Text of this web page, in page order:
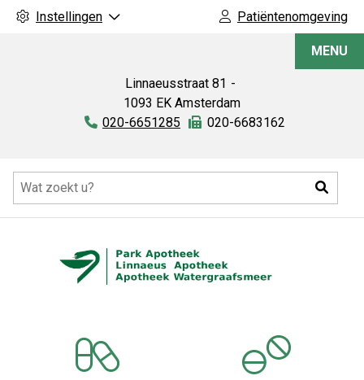
Instellingen Patiëntenomgeving
Linnaeusstraat 81
1093 EK Amsterdam
Tel:
020-6651285 Fax:
020-6683162
MENU